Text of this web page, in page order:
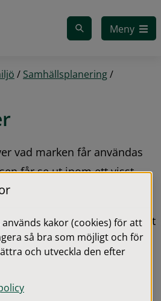
Meny
/ Samhällsplanering/
vad marken får användas
får se ut inom ett visst
bindande.
något inom en fastighet
detaljplan ändras har
om planbesked pdf, 148.4 kB.
av
kakor (cookies) för att
så bra som möjligt och för
och utveckla den efter